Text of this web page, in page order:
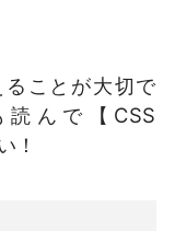
ことが大切で
んで【CSS
！